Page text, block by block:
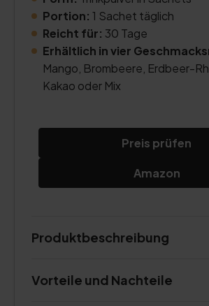
Portion: 1 Sachet täglich
Reicht für: 30 Tage
Erhältlich in vier
Mango, Brombeere, Erdbeer-
Kakao oder Mix
Preis prüfen
Amazon
Produktbeschreibung
Vorteile und Nachteile